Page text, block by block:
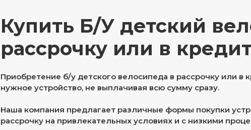
Купить Б/У детский
рассрочку или в
Приобретение б/у детского велосипеда в рассрочку или в
нужное устройство, не выплачивая всю сумму сразу.
Наша компания предлагает различные формы покупки
рассрочку на привлекательных условиях и с низкими